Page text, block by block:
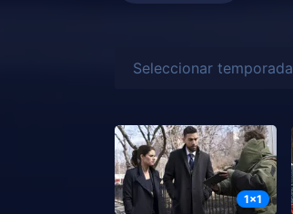
Seleccionar temporada
1x1